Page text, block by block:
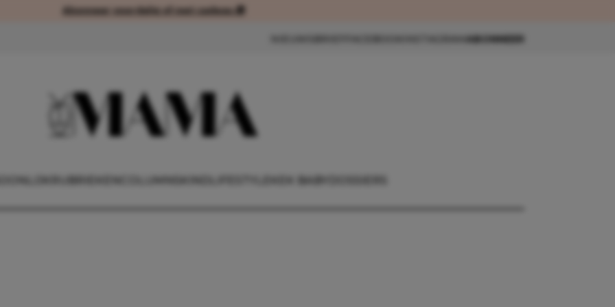
Abonneer voordelig of met cadeau 🎁Abonneer voordelig of met cadeau 🎁
ABONNEER